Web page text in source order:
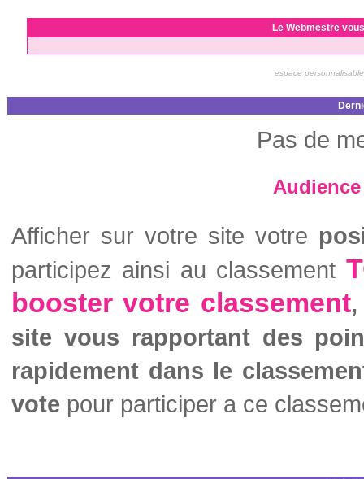
Le Webmestre
espace
Pas de
Afficher sur votre site votre
participez ainsi au classement
booster votre classement,
site vous rapportant des
rapidement dans le
vote pour participer a ce